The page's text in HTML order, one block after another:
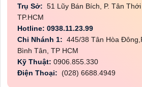
Trụ Sở: 51 Lũy Bán Bích, P. Tân
TP.HCM
Hotline: 0938.11.23.99
Chi Nhánh 1: 445/38 Tân Hòa
Bình Tân, TP HCM
Kỹ Thuật: 0906.855.330
Điện Thoại: (028) 6688.4949